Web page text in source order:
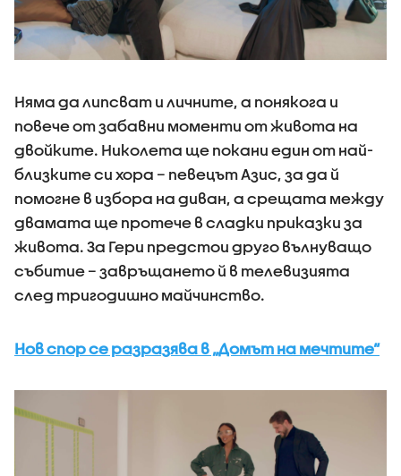
Няма да липсват и личните, а понякога и
повече от забавни моменти от живота на
двойките. Николета ще покани един от най-
близките си хора – певецът Азис, за да й
помогне в избора на диван, а срещата между
двамата ще протече в сладки приказки за
живота. За Гери предстои друго вълнуващо
събитие – завръщането й в телевизията
след тригодишно майчинство.
Нов спор се разразява в „Домът на мечтите“